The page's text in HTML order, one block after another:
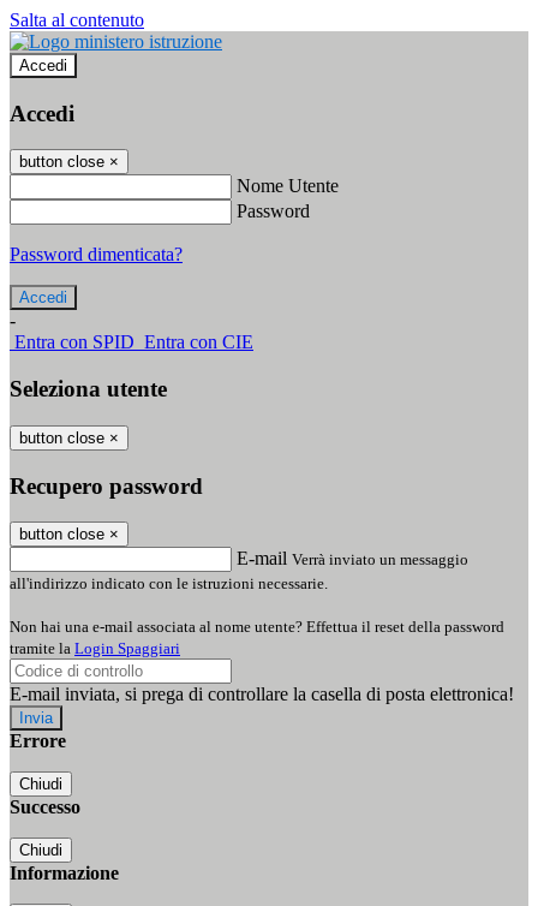
Salta al contenuto
Accedi
Accedi
button close ×
Nome Utente
Password
Password dimenticata?
-
Entra con SPID Entra con CIE
Seleziona utente
button close ×
Recupero password
button close ×
E-mail Verrà inviato un messaggio
all'indirizzo indicato con le istruzioni necessarie.
Non hai una e-mail associata al nome utente? Effettua il reset della password
tramite la Login Spaggiari
E-mail inviata, si prega di controllare la casella di posta elettronica!
Errore
Chiudi
Successo
Chiudi
Informazione